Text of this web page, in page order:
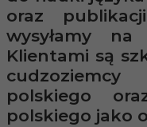
oraz
wysyłamy na
Klientami są
polskiego
polskiego jako